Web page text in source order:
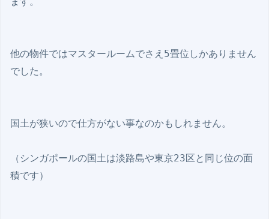
他の物件ではマスタールームでさえ5畳位しかありません
でした。
国土が狭いので仕方がない事なのかもしれません。
（シンガポールの国土は淡路島や東京23区と同じ位の面
積です）